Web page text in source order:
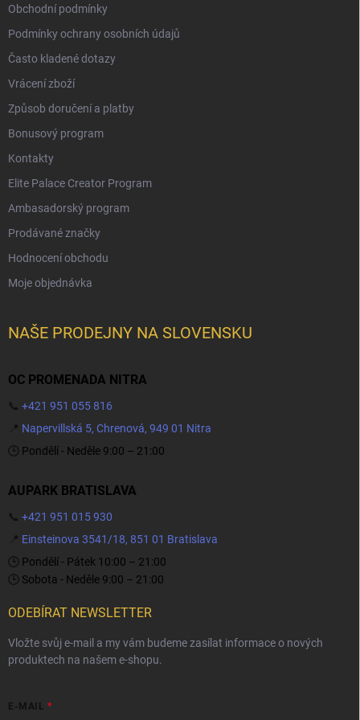
Obchodní podmínky
Podmínky ochrany osobních údajů
Často kladené dotazy
Vrácení zboží
Způsob doručení a platby
Bonusový program
Kontakty
Elite Palace Creator Program
Ambasadorský program
Prodávané značky
Hodnocení obchodu
Moje objednávka
NAŠE PRODEJNY NA SLOVENSKU
OC PROMENADA NITRA
📞 +421 951 055 816
📍 Napervillská 5, Chrenová, 949 01 Nitra
🕒 Pondělí - Neděle 9:00 – 21:00
AUPARK BRATISLAVA
📞 +421 951 015 930
📍 Einsteinova 3541/18, 851 01 Bratislava
🕒 Pondělí - Pátek 10:00 – 21:00
🕒 Sobota - Neděle 9:00 – 21:00
ODEBÍRAT NEWSLETTER
Vložte svůj e-mail a my vám budeme zasílat informace o nových
produktech na našem e-shopu.
E-MAIL